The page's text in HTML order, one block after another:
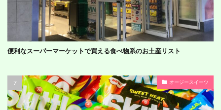
便利なスーパーマーケットで買える食べ物系のお土産リスト
オージースイーツ